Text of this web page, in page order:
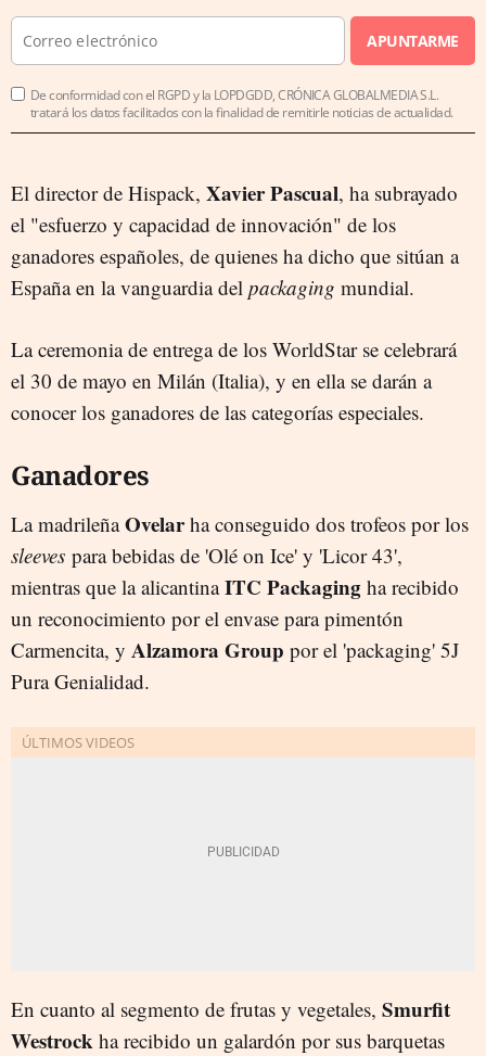
APUNTARME
De conformidad con el RGPD y la LOPDGDD, CRÓNICA GLOBALMEDIA S.L.
tratará los datos facilitados con la finalidad de remitirle noticias de actualidad.
El director de Hispack, Xavier Pascual, ha subrayado
el "esfuerzo y capacidad de innovación" de los
ganadores españoles, de quienes ha dicho que sitúan a
España en la vanguardia del packaging mundial.
La ceremonia de entrega de los WorldStar se celebrará
el 30 de mayo en Milán (Italia), y en ella se darán a
conocer los ganadores de las categorías especiales.
Ganadores
La madrileñaOvelarha conseguido dos trofeos por los
sleeves para bebidas de 'Olé on Ice' y 'Licor 43',
mientras que la alicantinaITC Packaging ha recibido
un reconocimiento por el envase para pimentón
Carmencita, y Alzamora Group por el 'packaging' 5J
Pura Genialidad.
En cuanto al segmento de frutas y vegetales, Smurfit
Westrock ha recibido un galardón por sus barquetas